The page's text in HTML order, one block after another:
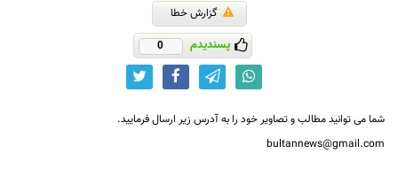
گزارش خطا
پسندیدم 0
شما می توانید مطالب و تصاویر خود را به آدرس زیر ارسال فرمایید.
bultannews@gmail.com